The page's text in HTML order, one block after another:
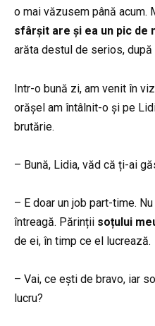
o mai văzusem până acum.
sfârșit are și ea un pic de
arăta destul de serios,
Intr-o bună zi, am venit în
orășel am întâlnit-o și pe
brutărie.
– Bună, Lidia, văd că ți-ai
– E doar un job part-time.
întreagă. Părinții soțului
de ei, în timp ce el lucrează.
– Vai, ce ești de bravo, iar
lucru?